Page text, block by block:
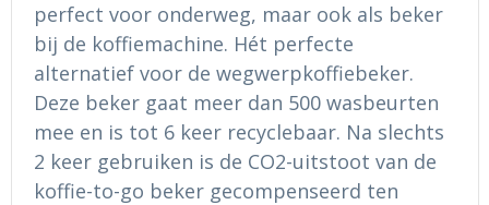
Gehoorbescherming
Ademhalingsbescherming
perfect voor onderweg, maar ook als beker
bij de koffiemachine. Hét perfecte
alternatief voor de wegwerpkoffiebeker.
Deze beker gaat meer dan 500 wasbeurten
mee en is tot 6 keer recyclebaar. Na slechts
2 keer gebruiken is de CO2-uitstoot van de
koffie-to-go beker gecompenseerd ten